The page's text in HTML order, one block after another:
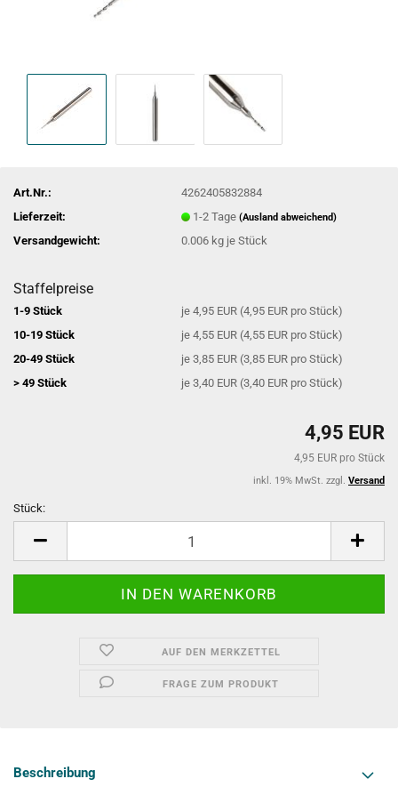
Art.Nr.:
4262405832884
Lieferzeit:
1-2 Tage(Ausland abweichend)
Versandgewicht: 0.006 kg je Stück
Staffelpreise
1-9 Stück
je 4,95 EUR (4,95 EUR pro Stück)
10-19 Stück
je 4,55 EUR (4,55 EUR pro Stück)
20-49 Stück
je 3,85 EUR (3,85 EUR pro Stück)
> 49 Stück
je 3,40 EUR (3,40 EUR pro Stück)
4,95 EUR
4,95 EUR pro Stück
inkl. 19% MwSt. zzgl. Versand
Stück:
AUF DEN MERKZETTEL
FRAGE ZUM PRODUKT
Beschreibung